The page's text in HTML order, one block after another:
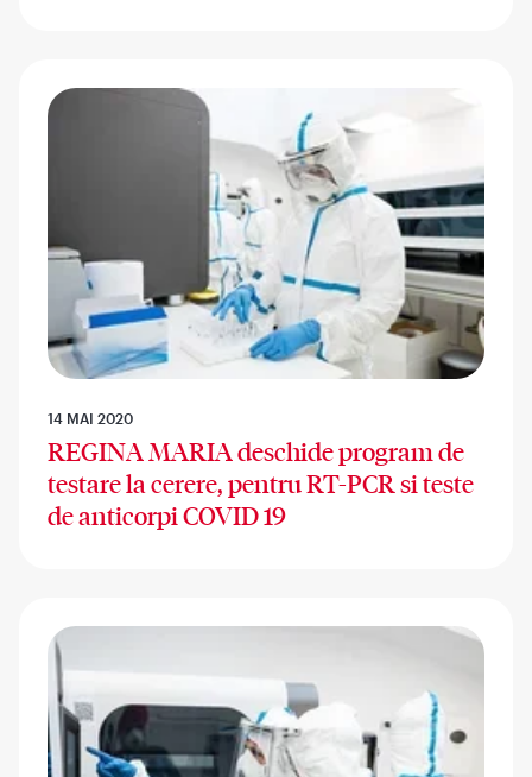
14 MAI 2020
REGINA MARIA deschide program de
testare la cerere, pentru RT-PCR si teste
de anticorpi COVID 19